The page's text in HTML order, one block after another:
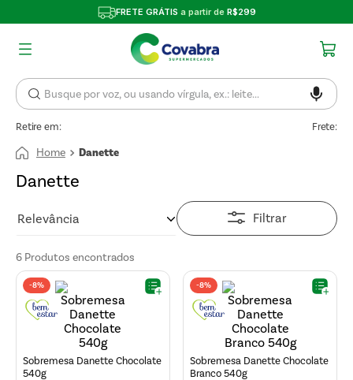
FRETE GRÁTIS a partir de R$299
Retire em: Frete:
Danette
Danette
Relevância Filtrar
6 Produtos
-8%
Sobremesa Danette Chocolate
540g
-8%
Sobremesa Danette Chocolate
Branco 540g